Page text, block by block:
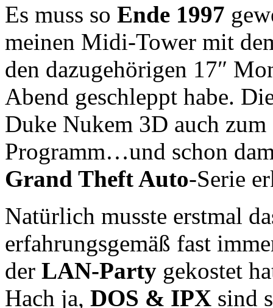
Es muss so Ende 1997
meinen Midi-Tower mit
den dazugehörigen 17″
Abend geschleppt habe.
Duke Nukem 3D auch
Programm…und schon
Grand Theft Auto-Serie
Natürlich musste erstmal
erfahrungsgemäß fast
der LAN-Party gekostet
Hach ja, DOS & IPX sind